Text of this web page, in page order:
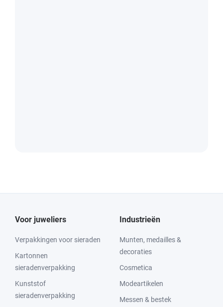
Voor juweliers
Verpakkingen voor sieraden
Kartonnen
sieradenverpakking
Kunststof
sieradenverpakking
Industrieën
Munten, medailles &
decoraties
Cosmetica
Modeartikelen
Messen & bestek